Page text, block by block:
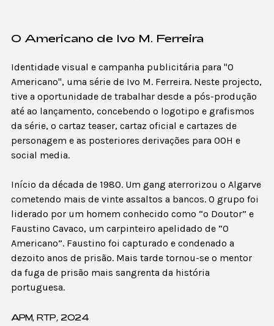
O Americano de Ivo M. Ferreira
Identidade visual e campanha publicitária para "O
Americano", uma série de Ivo M. Ferreira. Neste projecto,
tive a oportunidade de trabalhar desde a pós-produção
até ao lançamento, concebendo o logotipo e grafismos
da série, o cartaz teaser, cartaz oficial e cartazes de
personagem e as posteriores derivações para OOH e
social media.
Início da década de 1980. Um gang aterrorizou o Algarve
cometendo mais de vinte assaltos a bancos. O grupo foi
liderado por um homem conhecido como “o Doutor” e
Faustino Cavaco, um carpinteiro apelidado de “O
Americano”. Faustino foi capturado e condenado a
dezoito anos de prisão. Mais tarde tornou-se o mentor
da fuga de prisão mais sangrenta da história
portuguesa.
APM, RTP, 2024